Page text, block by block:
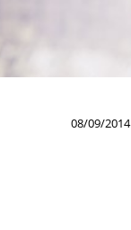
08/09/2014